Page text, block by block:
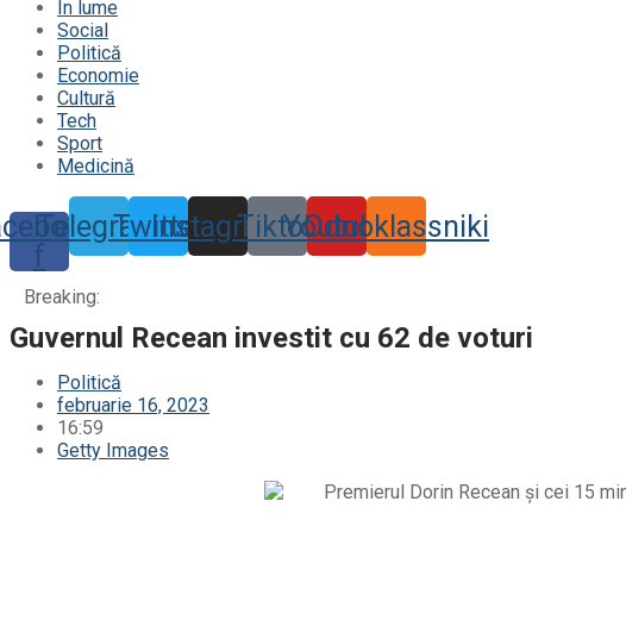
În lume
Social
Politică
Economie
Cultură
Tech
Sport
Medicină
f
TelegramTwitter
Instagram
TiktokYoutube
Odnoklassniki
Breaking:
Guvernul Recean investit cu 62 de voturi
Politică
februarie 16, 2023
16:59
Getty Images